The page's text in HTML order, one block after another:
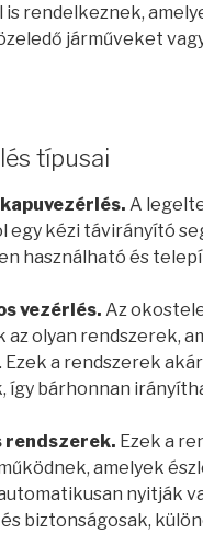
rendelkeznek,
járműveket
típusai
A
egy kézi távirányító
használható és
vezérlés. Az
az olyan rendszerek,
a rendszerek
így bárhonnan
Ezek a
amelyek
nyitják
biztonságosak,